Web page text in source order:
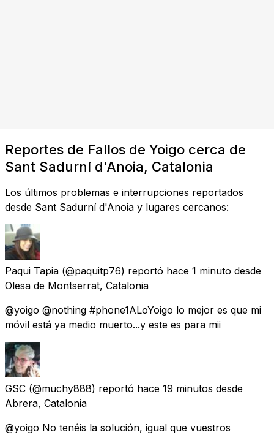
Reportes de Fallos de Yoigo cerca de
Sant Sadurní d'Anoia, Catalonia
Los últimos problemas e interrupciones reportados
desde Sant Sadurní d'Anoia y lugares cercanos:
Paqui Tapia (@paquitp76) reportó hace 1 minuto desde
Olesa de Montserrat, Catalonia
@yoigo @nothing #phone1ALoYoigo lo mejor es que mi
móvil está ya medio muerto...y este es para mii
GSC (@muchy888) reportó hace 19 minutos desde
Abrera, Catalonia
@yoigo No tenéis la solución, igual que vuestros